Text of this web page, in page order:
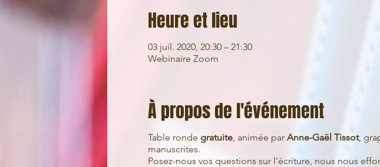
Heure et lieu
03 juil. 2020, 20:30 – 21:30
Webinaire Zoom
À propos de l'événement
Table ronde gratuite, animée par Anne-Gaël Tissot,
manuscrites.
Posez-nous vos questions sur l'écriture, nous nous